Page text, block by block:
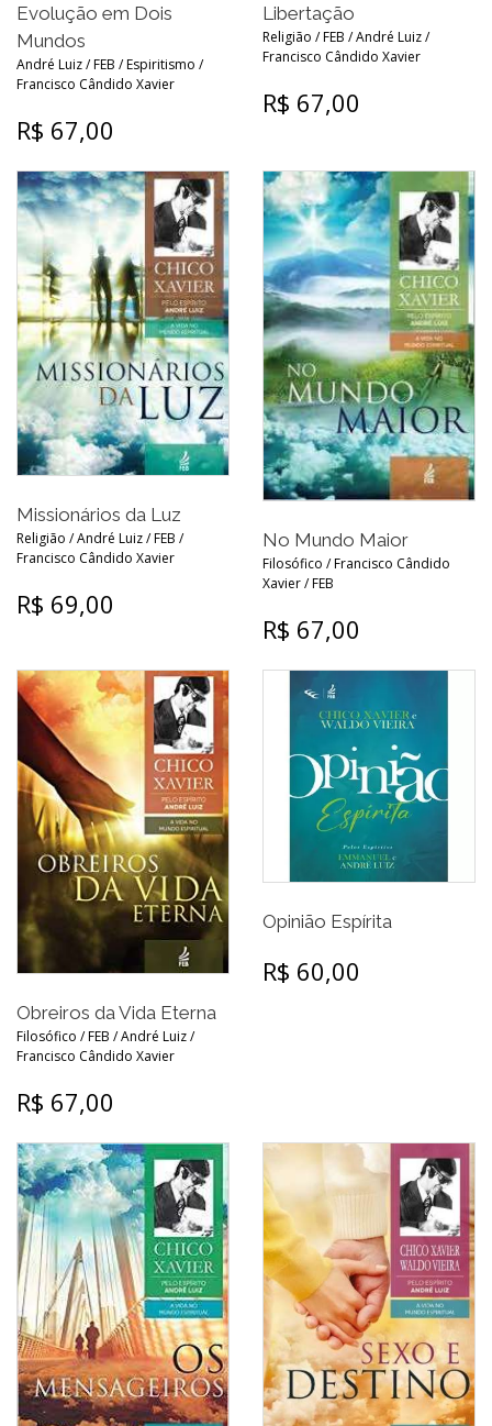
Evolução em Dois
Mundos
André Luiz / FEB / Espiritismo /
Francisco Cândido Xavier
R$ 67,00
Libertação
Religião / FEB / André Luiz /
Francisco Cândido Xavier
R$ 67,00
Missionários da Luz
Religião / André Luiz / FEB /
Francisco Cândido Xavier
R$ 69,00
No Mundo Maior
Filosófico / Francisco Cândido
Xavier / FEB
R$ 67,00
Obreiros da Vida Eterna
Filosófico / FEB / André Luiz /
Francisco Cândido Xavier
R$ 67,00
Opinião Espírita
R$ 60,00